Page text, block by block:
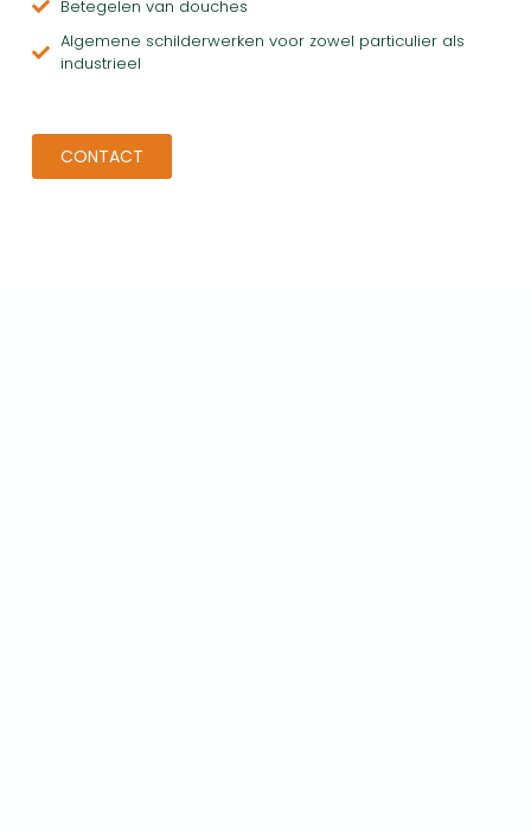
Betegelen van douches
Algemene schilderwerken voor zowel particulier als
industrieel
CONTACT